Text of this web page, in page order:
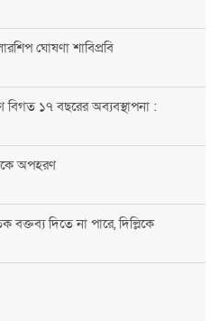
ঘোষণা শাবিপ্রবি
বিগত ১৭ বছরের অব্যবস্থাপনা :
অপহরণ
বক্তব্য দিতে না পারে, দিল্লিকে